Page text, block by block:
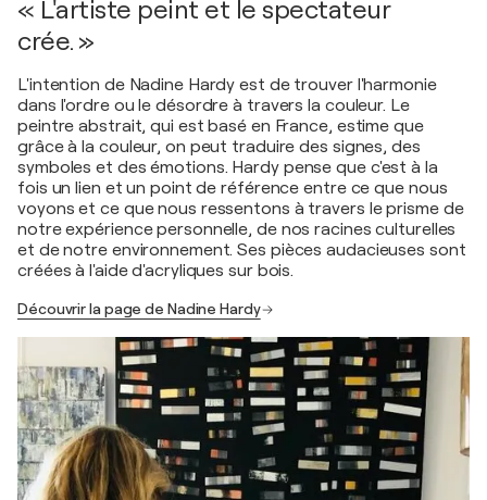
« L'artiste peint et le spectateur
crée. »
L'intention de Nadine Hardy est de trouver l'harmonie
dans l'ordre ou le désordre à travers la couleur. Le
peintre abstrait, qui est basé en France, estime que
grâce à la couleur, on peut traduire des signes, des
symboles et des émotions. Hardy pense que c'est à la
fois un lien et un point de référence entre ce que nous
voyons et ce que nous ressentons à travers le prisme de
notre expérience personnelle, de nos racines culturelles
et de notre environnement. Ses pièces audacieuses sont
créées à l'aide d'acryliques sur bois.
Découvrir la page de Nadine Hardy